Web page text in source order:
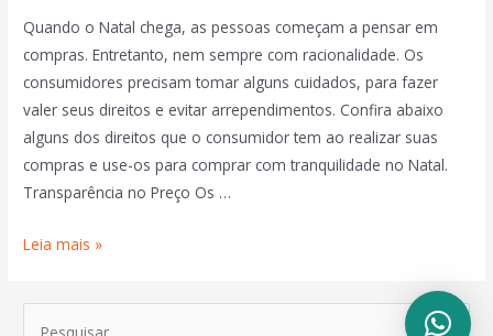
Quando o Natal chega, as pessoas começam a pensar em
compras. Entretanto, nem sempre com racionalidade. Os
consumidores precisam tomar alguns cuidados, para fazer
valer seus direitos e evitar arrependimentos. Confira abaixo
alguns dos direitos que o consumidor tem ao realizar suas
compras e use-os para comprar com tranquilidade no Natal.
Transparência no Preço Os …
Leia mais »